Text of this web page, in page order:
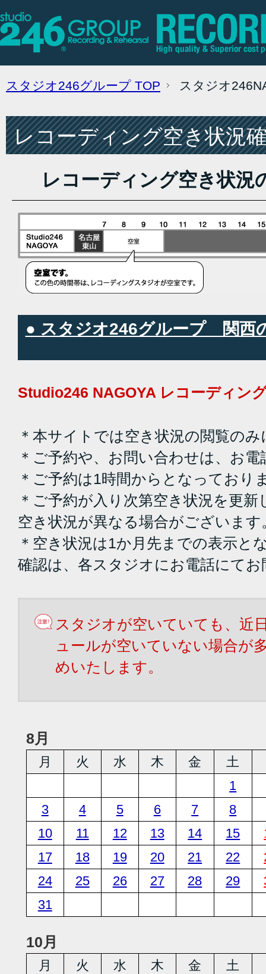
スタジオ246グループ TOP スタジオ
レコーディング空き状況
レコーディング空き状況
● スタジオ246グループ 関西
Studio246 NAGOYA レコーディン
＊本サイトでは空き状況の閲覧の
＊ご予約や、お問い合わせは、お
＊ご予約は1時間からとなっており
＊ご予約が入り次第空き状況を更
空き状況が異なる場合がございます
＊空き状況は1か月先までの表示と
確認は、各スタジオにお電話にて
スタジオが空いていても、近
ュールが空いていない場合が
めいたします。
8月
月 火 水 木 金 土
1
3
4 5 6 7
8
10
11 12 13 14 15
17
18 19 20 21 22
24
25 26 27 28 29
31
10月
月 火 水 木 金 土